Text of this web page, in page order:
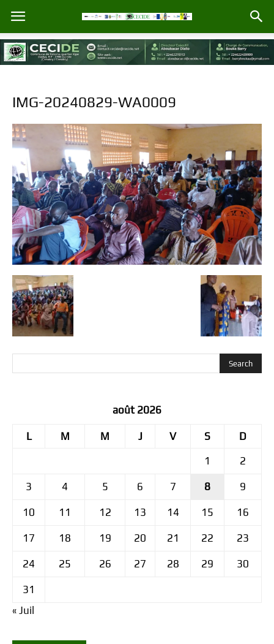
IMG-20240829-WA0009
août 2026
L M M J V S
D
1
2
3 4 5 6 7 8 9
10 11 12 13 14 15 16
17 18 19 20 21 22 23
24 25 26 27 28 29 30
31
« Juil